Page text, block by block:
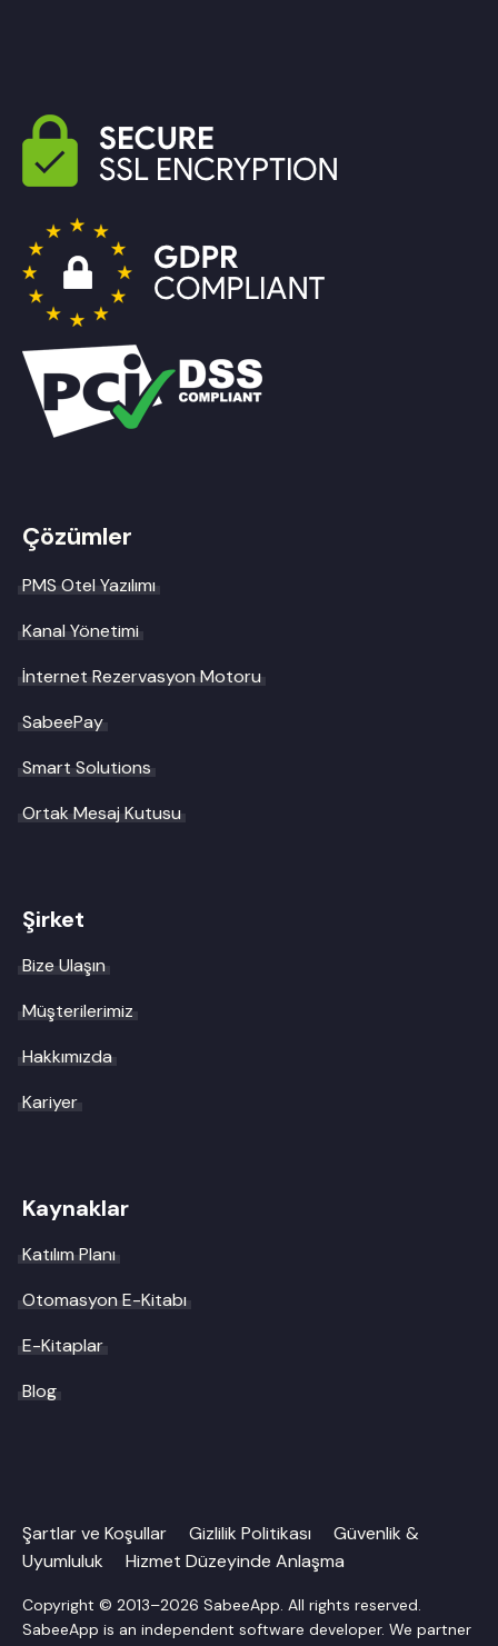
Çözümler
PMS Otel Yazılımı
Kanal Yönetimi
İnternet Rezervasyon Motoru
SabeePay
Smart Solutions
Ortak Mesaj Kutusu
Şirket
Bize Ulaşın
Müşterilerimiz
Hakkımızda
Kariyer
Kaynaklar
Katılım Planı
Otomasyon E-Kitabı
E-Kitaplar
Blog
Şartlar ve Koşullar Gizlilik Politikası
Güvenlik &
Uyumluluk
Hizmet Düzeyinde Anlaşma
Copyright © 2013–2026 SabeeApp. All rights reserved.
SabeeApp is an independent software developer. We partner